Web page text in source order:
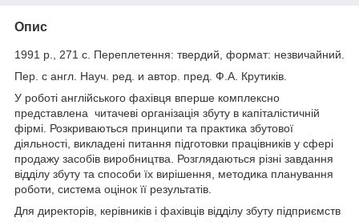
Опис
1991 р., 271 с. Переплетення: твердий, формат: незвичайний.
Пер. с англ. Науч. ред. и автор. пред. Ф.А. Крутиків.
У роботі англійського фахівця вперше комплексно
представлена читачеві організація збуту в капіталістичній
фірмі. Розкриваються принципи та практика збутової
діяльності, викладені питання підготовки працівників у сфері
продажу засобів виробництва. Розглядаються різні завдання
відділу збуту та способи їх вирішення, методика планування
роботи, система оцінок її результатів.
Для директорів, керівників і фахівців відділу збуту підприємств